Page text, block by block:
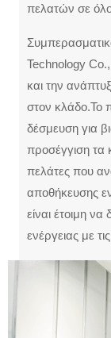
πελατών σε
Technology
και την
στον κλάδο.Το
δέσμευση για
προσέγγιση τα
πελάτες που
αποθήκευσης
είναι έτοιμη
ενέργειας με